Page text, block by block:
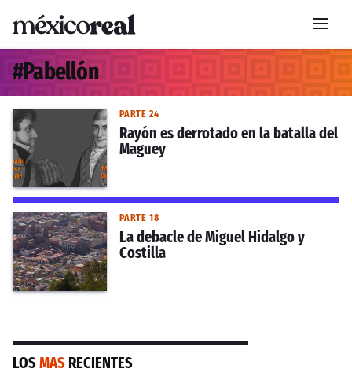
#Pabellón
PARTE 24
Rayón es derrotado en la batalla del
Maguey
PARTE 18
La debacle de Miguel Hidalgo y
Costilla
LOSMAS RECIENTES